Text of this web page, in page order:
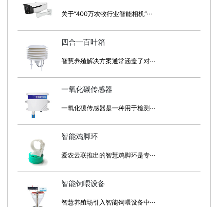
关于“400万农牧行业智能相机”···
四合一百叶箱
智慧养殖解决方案通常涵盖了对···
一氧化碳传感器
一氧化碳传感器是一种用于检测···
智能鸡脚环
爱农云联推出的智慧鸡脚环是专···
智能饲喂设备
智慧养殖场引入智能饲喂设备中···